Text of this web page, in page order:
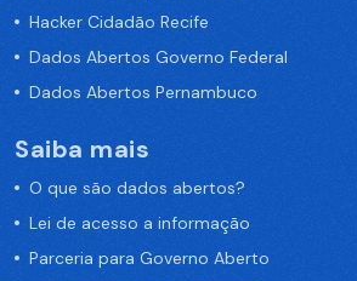
Hacker Cidadão Recife
Dados Abertos Governo Federal
Dados Abertos Pernambuco
Saiba mais
O que são dados abertos?
Lei de acesso a informação
Parceria para Governo Aberto